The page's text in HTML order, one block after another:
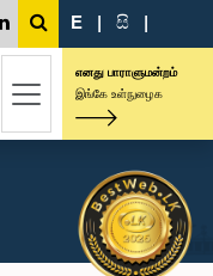
E | සි |
எனது பாராளுமன்றம்
இங்கே உள்நுழைக